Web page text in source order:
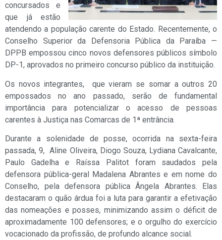
concursados e
que já estão
atendendo a população carente do Estado. Recentemente, o
Conselho Superior da Defensoria Pública da Paraíba —
DPPB empossou cinco novos defensores públicos símbolo
DP-1, aprovados no primeiro concurso público da instituição.
Os novos integrantes, que vieram se somar a outros 20
empossados no ano passado, serão de fundamental
importância para potencializar o acesso de pessoas
carentes à Justiça nas Comarcas de 1ª entrância.
Durante a solenidade de posse, ocorrida na sexta-feira
passada, 9, Aline Oliveira, Diogo Souza, Lydiana Cavalcante,
Paulo Gadelha e Raíssa Palitot foram saudados pela
defensora pública-geral Madalena Abrantes e em nome do
Conselho, pela defensora pública Ângela Abrantes. Elas
destacaram o quão árdua foi a luta para garantir a efetivação
das nomeações e posses, minimizando assim o déficit de
aproximadamente 100 defensores; e o orgulho do exercício
vocacionado da profissão, de profundo alcance social.